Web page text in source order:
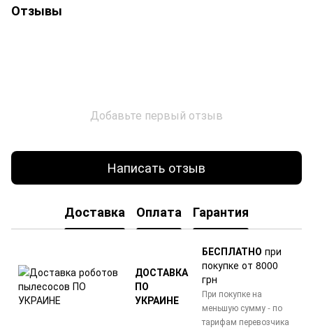
Отзывы
Добавьте первый отзыв
Написать отзыв
Доставка Оплата Гарантия
ДОСТАВКА
ПО
УКРАИНЕ
БЕСПЛАТНО при
покупке от 8000
грн
При покупке на
меньшую сумму - по
тарифам перевозчика